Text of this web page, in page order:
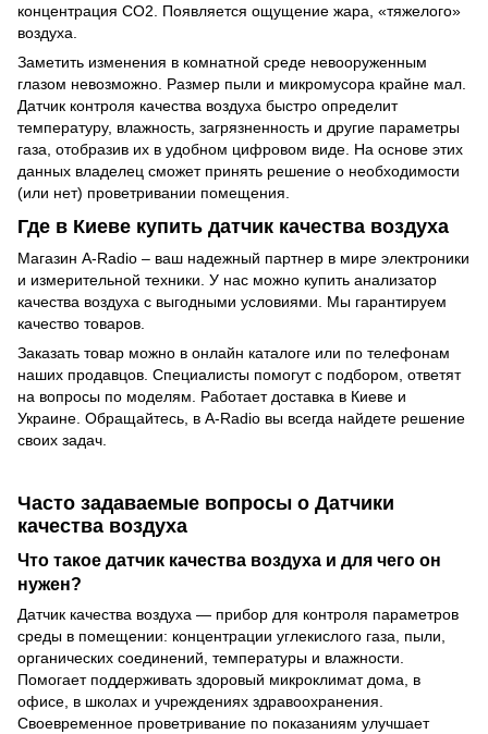
концентрация CO2. Появляется ощущение жара, «тяжелого»
воздуха.
Заметить изменения в комнатной среде невооруженным
глазом невозможно. Размер пыли и микромусора крайне мал.
Датчик контроля качества воздуха быстро определит
температуру, влажность, загрязненность и другие параметры
газа, отобразив их в удобном цифровом виде. На основе этих
данных владелец сможет принять решение о необходимости
(или нет) проветривании помещения.
Где в Киеве купить датчик качества воздуха
Магазин A-Radio – ваш надежный партнер в мире электроники
и измерительной техники. У нас можно купить анализатор
качества воздуха с выгодными условиями. Мы гарантируем
качество товаров.
Заказать товар можно в онлайн каталоге или по телефонам
наших продавцов. Специалисты помогут с подбором, ответят
на вопросы по моделям. Работает доставка в Киеве и
Украине. Обращайтесь, в A-Radio вы всегда найдете решение
своих задач.
Часто задаваемые вопросы о Датчики
качества воздуха
Что такое датчик качества воздуха и для чего он
нужен?
Датчик качества воздуха — прибор для контроля параметров
среды в помещении: концентрации углекислого газа, пыли,
органических соединений, температуры и влажности.
Помогает поддерживать здоровый микроклимат дома, в
офисе, в школах и учреждениях здравоохранения.
Своевременное проветривание по показаниям улучшает